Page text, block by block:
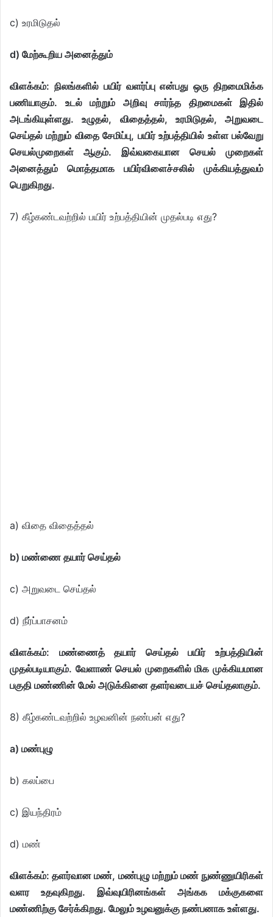
c) உரமிடுதல்
d) மேற்கூறிய அனைத்தும்
விளக்கம்: நிலங்களில் பயிர் வளர்ப்பு என்பது ஒரு திறமைமிக்க
பணியாகும். உடல் மற்றும் அறிவு சார்ந்த திறமைகள் இதில்
அடங்கியுள்ளது. உழுதல், விதைத்தல், உரமிடுதல், அறுவடை
செய்தல் மற்றும் விதை சேமிப்பு, பயிர் உற்பத்தியில் உள்ள பல்வேறு
செயல்முறைகள் ஆகும். இவ்வகையான செயல் முறைகள்
அனைத்தும் மொத்தமாக பயிர்விளைச்சலில் முக்கியத்துவம்
பெறுகிறது.
7) கீழ்கண்டவற்றில் பயிர் உற்பத்தியின் முதல்படி எது?
a) விதை விதைத்தல்
b) மண்ணை தயார் செய்தல்
c) அறுவடை செய்தல்
d) நீர்ப்பாசனம்
விளக்கம்: மண்ணைத் தயார் செய்தல் பயிர் உற்பத்தியின்
முதல்படியாகும். வேளாண் செயல் முறைகளில் மிக முக்கியமான
பகுதி மண்ணின் மேல் அடுக்கினை தளர்வடையச் செய்தலாகும்.
8) கீழ்கண்டவற்றில் உழவனின் நண்பன் எது?
a) மண்புழு
b) கலப்பை
c) இயந்திரம்
d) மண்
விளக்கம்: தளர்வான மண், மண்புழு மற்றும் மண் நுண்ணுயிரிகள்
வளர உதவுகிறது. இவ்வுயிரினங்கள் அங்கக மக்குகளை
மண்ணிற்கு சேர்க்கிறது. மேலும் உழவனுக்கு நண்பனாக உள்ளது.